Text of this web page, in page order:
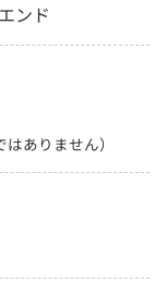
ンド
ありません）